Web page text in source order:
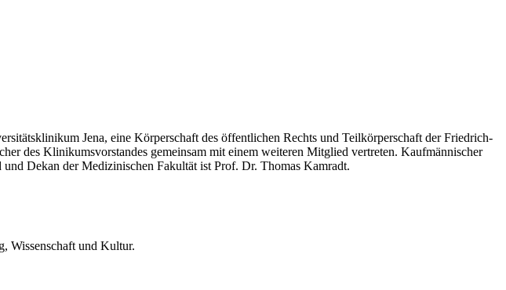
Jena, eine Körperschaft des öffentlichen Rechts und Teilkörperschaft der Friedrich-
des Klinikumsvorstandes gemeinsam mit einem weiteren Mitglied vertreten. Kaufmännischer
Dekan der Medizinischen Fakultät ist Prof. Dr. Thomas Kamradt.
Wissenschaft und Kultur.